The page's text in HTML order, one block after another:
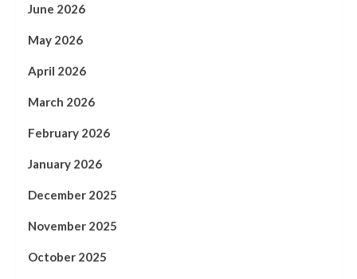
June 2026
May 2026
April 2026
March 2026
February 2026
January 2026
December 2025
November 2025
October 2025